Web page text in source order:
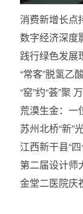
消费新增长点
数字经济深度
践行绿色发展
“常客”脱氢乙
“窑”约“荟”聚
荒漠生金：一
苏州北桥“新”
江西新干县“
第二届设计师
金堂二医院庆